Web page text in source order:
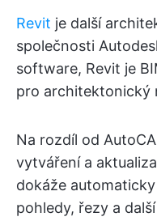
Revit je další
společnosti
software, Revit je
pro architektonický
Na rozdíl od
vytváření a
dokáže
pohledy, řezy a